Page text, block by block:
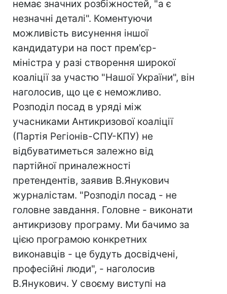
немає значних розбіжностей, "а є
незначні деталі". Коментуючи
можливість висунення іншої
кандидатури на пост прем'єр-
міністра у разі створення широкої
коаліції за участю "Нашої України", він
наголосив, що це є неможливо.
Розподіл посад в уряді між
учасниками Антикризової коаліції
(Партія Регіонів-СПУ-КПУ) не
відбуватиметься залежно від
партійної приналежності
претендентів, заявив В.Янукович
журналістам. "Розподіл посад - не
головне завдання. Головне - виконати
антикризову програму. Ми бачимо за
цією програмою конкретних
виконавців - це будуть досвідчені,
професійні люди", - наголосив
В.Янукович. У своєму виступі на